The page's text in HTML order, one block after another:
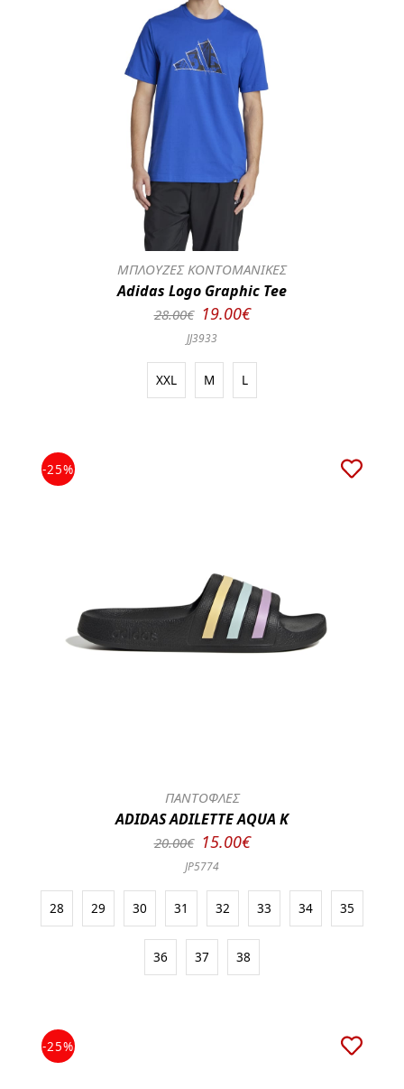
ΜΠΛΟΥΖΕΣ ΚΟΝΤΟΜΑΝΙΚΕΣ
Adidas Logo Graphic Tee
28.00€ 19.00€
JJ3933
XXL M L
-25%
ΠΑΝΤΟΦΛΕΣ
ADIDAS ADILETTE AQUA K
20.00€ 15.00€
JP5774
28 29 30 31 32 33 34 35
36 37 38
-25%